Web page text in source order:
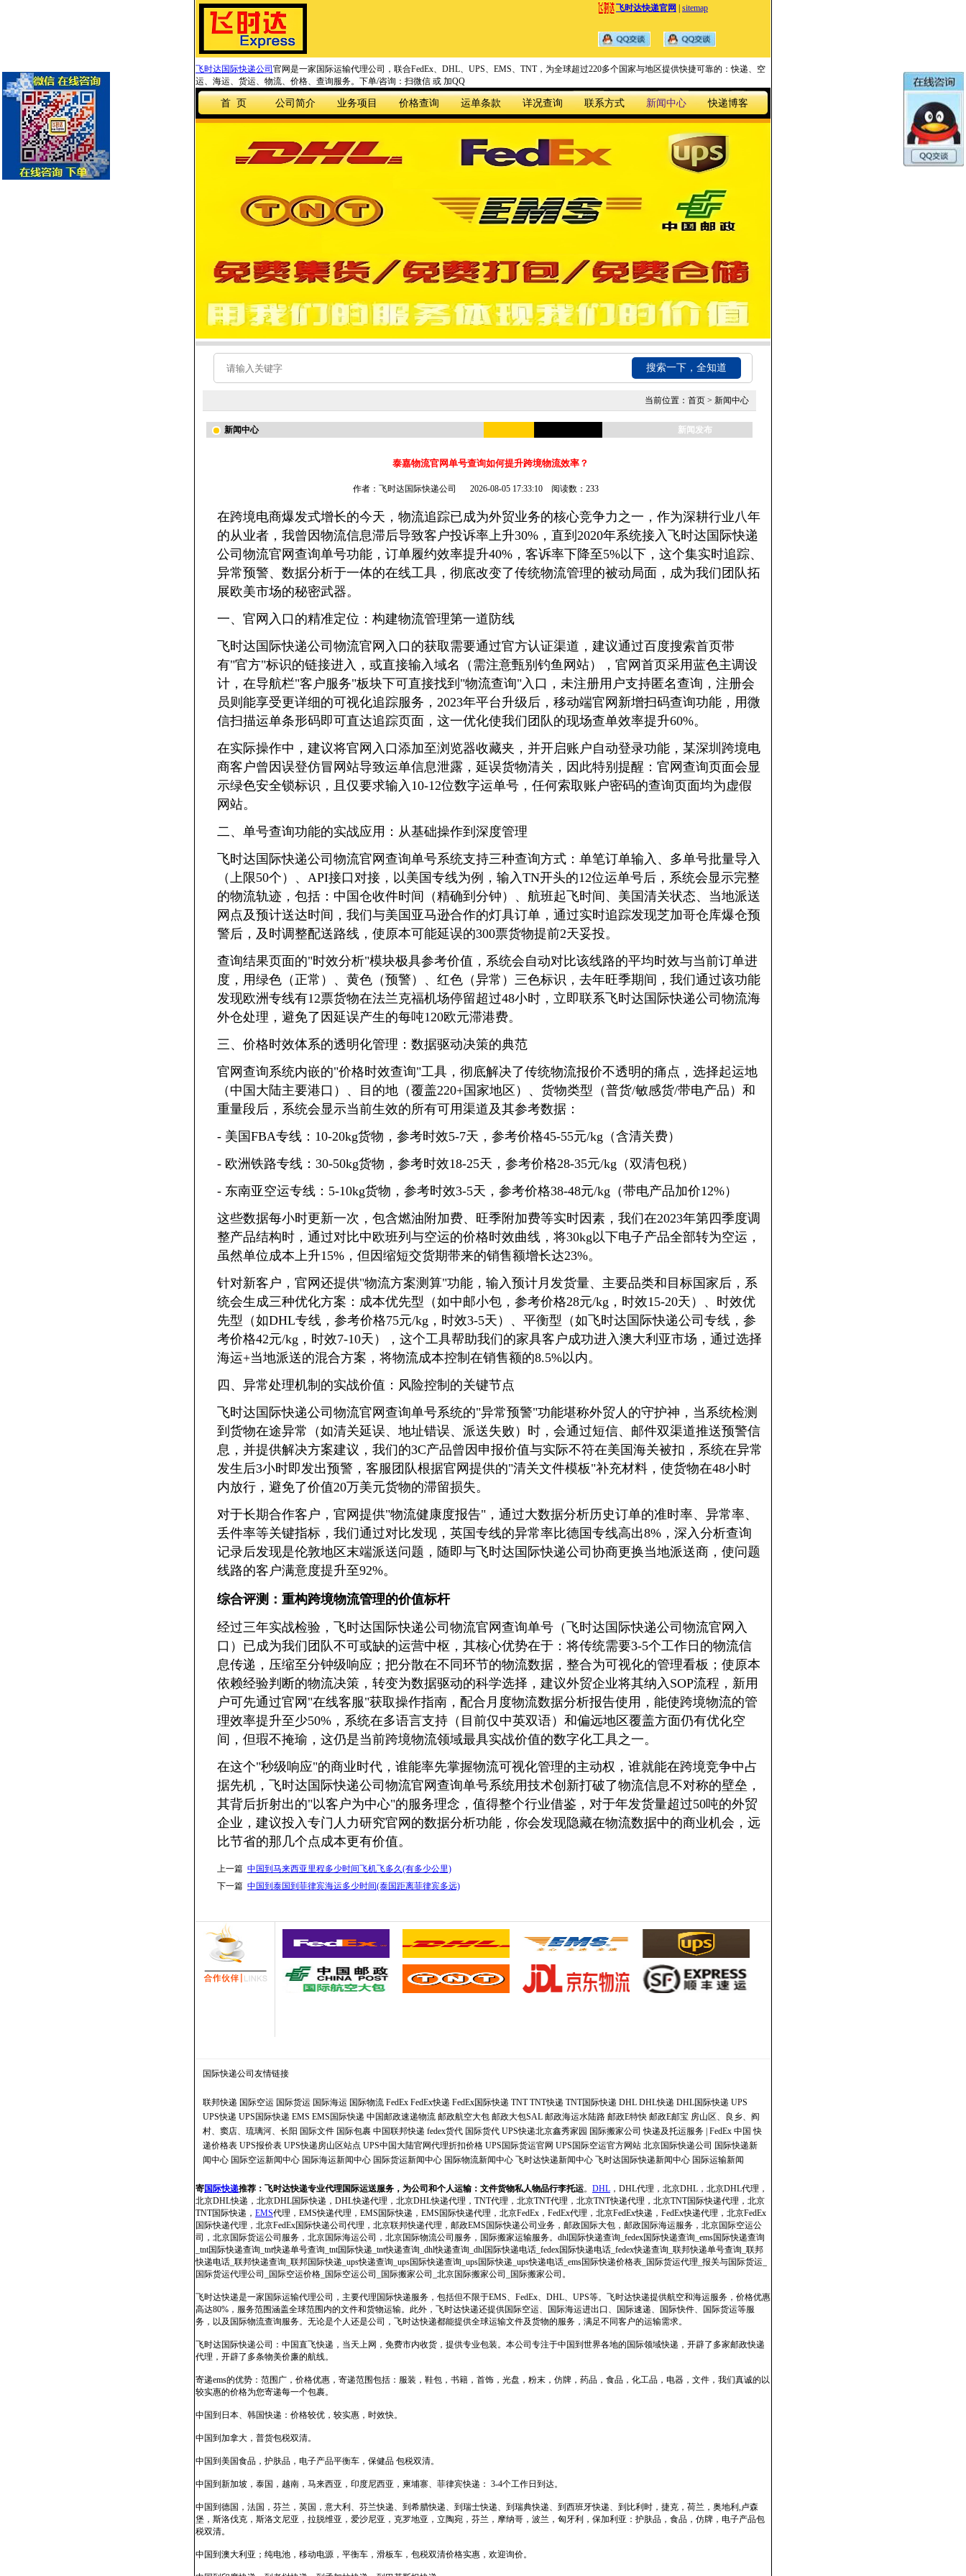
飞时达快递官网 sitemap
飞时达国际快递公司 官网是一家国际运输代理公司，联合FedEx、DHL、UPS、EMS、TNT，为全球超过220多个国家与地区提供快捷可靠的：快递、空
运、海运、货运、物流、价格、查询服务。下单/咨询：扫微信 或 加QQ
首 页 公司简介 业务项目 价格查询 运单条款 详况查询 联系方式 新闻中心 快递博客
搜索一下，全知道
当前位置： 首页 > 新闻中心
新闻中心 新闻发布
泰嘉物流官网单号查询如何提升跨境物流效率？
作者：飞时达国际快递公司 2026-08-05 17:33:10 阅读数：233
在跨境电商爆发式增长的今天，物流追踪已成为外贸业务的核心竞争力之一，作为深耕行业八年
的从业者，我曾因物流信息滞后导致客户投诉率上升30%，直到2020年系统接入飞时达国际快递
公司物流官网查询单号功能，订单履约效率提升40%，客诉率下降至5%以下，这个集实时追踪、
异常预警、数据分析于一体的在线工具，彻底改变了传统物流管理的被动局面，成为我们团队拓
展欧美市场的秘密武器。
一、官网入口的精准定位：构建物流管理第一道防线
飞时达国际快递公司物流官网入口的获取需要通过官方认证渠道，建议通过百度搜索首页带
有"官方"标识的链接进入，或直接输入域名（需注意甄别钓鱼网站），官网首页采用蓝色主调设
计，在导航栏"客户服务"板块下可直接找到"物流查询"入口，未注册用户支持匿名查询，注册会
员则能享受更详细的可视化追踪服务，2023年平台升级后，移动端官网新增扫码查询功能，用微
信扫描运单条形码即可直达追踪页面，这一优化使我们团队的现场查单效率提升60%。
在实际操作中，建议将官网入口添加至浏览器收藏夹，并开启账户自动登录功能，某深圳跨境电
商客户曾因误登仿冒网站导致运单信息泄露，延误货物清关，因此特别提醒：官网查询页面会显
示绿色安全锁标识，且仅要求输入10-12位数字运单号，任何索取账户密码的查询页面均为虚假
网站。
二、单号查询功能的实战应用：从基础操作到深度管理
飞时达国际快递公司物流官网查询单号系统支持三种查询方式：单笔订单输入、多单号批量导入
（上限50个）、API接口对接，以美国专线为例，输入TN开头的12位运单号后，系统会显示完整
的物流轨迹，包括：中国仓收件时间（精确到分钟）、航班起飞时间、美国清关状态、当地派送
网点及预计送达时间，我们与美国亚马逊合作的灯具订单，通过实时追踪发现芝加哥仓库爆仓预
警后，及时调整配送路线，使原本可能延误的300票货物提前2天妥投。
查询结果页面的"时效分析"模块极具参考价值，系统会自动对比该线路的平均时效与当前订单进
度，用绿色（正常）、黄色（预警）、红色（异常）三色标识，去年旺季期间，我们通过该功能
发现欧洲专线有12票货物在法兰克福机场停留超过48小时，立即联系飞时达国际快递公司物流海
外仓处理，避免了因延误产生的每吨120欧元滞港费。
三、价格时效体系的透明化管理：数据驱动决策的典范
官网查询系统内嵌的"价格时效查询"工具，彻底解决了传统物流报价不透明的痛点，选择起运地
（中国大陆主要港口）、目的地（覆盖220+国家地区）、货物类型（普货/敏感货/带电产品）和
重量段后，系统会显示当前生效的所有可用渠道及其参考数据：
- 美国FBA专线：10-20kg货物，参考时效5-7天，参考价格45-55元/kg（含清关费）
- 欧洲铁路专线：30-50kg货物，参考时效18-25天，参考价格28-35元/kg（双清包税）
- 东南亚空运专线：5-10kg货物，参考时效3-5天，参考价格38-48元/kg（带电产品加价12%）
这些数据每小时更新一次，包含燃油附加费、旺季附加费等实时因素，我们在2023年第四季度调
整产品结构时，通过对比中欧班列与空运的价格时效曲线，将30kg以下电子产品全部转为空运，
虽然单位成本上升15%，但因缩短交货期带来的销售额增长达23%。
针对新客户，官网还提供"物流方案测算"功能，输入预计月发货量、主要品类和目标国家后，系
统会生成三种优化方案：成本优先型（如中邮小包，参考价格28元/kg，时效15-20天）、时效优
先型（如DHL专线，参考价格75元/kg，时效3-5天）、平衡型（如飞时达国际快递公司专线，参
考价格42元/kg，时效7-10天），这个工具帮助我们的家具客户成功进入澳大利亚市场，通过选择
海运+当地派送的混合方案，将物流成本控制在销售额的8.5%以内。
四、异常处理机制的实战价值：风险控制的关键节点
飞时达国际快递公司物流官网查询单号系统的"异常预警"功能堪称外贸人的守护神，当系统检测
到货物在途异常（如清关延误、地址错误、派送失败）时，会通过短信、邮件双渠道推送预警信
息，并提供解决方案建议，我们的3C产品曾因申报价值与实际不符在美国海关被扣，系统在异常
发生后3小时即发出预警，客服团队根据官网提供的"清关文件模板"补充材料，使货物在48小时
内放行，避免了价值20万美元货物的滞留损失。
对于长期合作客户，官网提供"物流健康度报告"，通过大数据分析历史订单的准时率、异常率、
丢件率等关键指标，我们通过对比发现，英国专线的异常率比德国专线高出8%，深入分析查询
记录后发现是伦敦地区末端派送问题，随即与飞时达国际快递公司协商更换当地派送商，使问题
线路的客户满意度提升至92%。
综合评测：重构跨境物流管理的价值标杆
经过三年实战检验，飞时达国际快递公司物流官网查询单号（飞时达国际快递公司物流官网入
口）已成为我们团队不可或缺的运营中枢，其核心优势在于：将传统需要3-5个工作日的物流信
息传递，压缩至分钟级响应；把分散在不同环节的物流数据，整合为可视化的管理看板；使原本
依赖经验判断的物流决策，转变为数据驱动的科学选择，建议外贸企业将其纳入SOP流程，新用
户可先通过官网"在线客服"获取操作指南，配合月度物流数据分析报告使用，能使跨境物流的管
理效率提升至少50%，系统在多语言支持（目前仅中英双语）和偏远地区覆盖方面仍有优化空
间，但瑕不掩瑜，这仍是当前跨境物流领域最具实战价值的数字化工具之一。
在这个"秒级响应"的商业时代，谁能率先掌握物流可视化管理的主动权，谁就能在跨境竞争中占
据先机，飞时达国际快递公司物流官网查询单号系统用技术创新打破了物流信息不对称的壁垒，
其背后折射出的"以客户为中心"的服务理念，值得整个行业借鉴，对于年发货量超过50吨的外贸
企业，建议投入专门人力研究官网的数据分析功能，你会发现隐藏在物流数据中的商业机会，远
比节省的那几个点成本更有价值。
上一篇 中国到马来西亚里程多少时间飞机飞多久(有多少公里)
下一篇 中国到泰国到菲律宾海运多少时间(泰国距离菲律宾多远)
国际快递公司 友情链接
联邦快递 国际空运 国际货运 国际海运 国际物流 FedEx FedEx快递 FedEx国际快递 TNT TNT快递 TNT国际快递 DHL DHL快递 DHL国际快递 UPS
UPS快递 UPS国际快递 EMS EMS国际快递 中国邮政速递物流 邮政航空大包 邮政大包SAL 邮政海运水陆路 邮政E特快 邮政E邮宝 房山区、良乡、阎
村、窦店、琉璃河、长阳 国际文件 国际包裹 中国联邦快递 fedex货代 国际货代 UPS快递北京鑫秀家园 国际搬家公司 快递及托运服务 | FedEx 中国 快
递价格表 UPS报价表 UPS快递房山区站点 UPS中国大陆官网代理折扣价格 UPS国际货运官网 UPS国际空运官方网站 北京国际快递公司 国际快递新
闻中心 国际空运新闻中心 国际海运新闻中心 国际货运新闻中心 国际物流新闻中心 飞时达快递新闻中心 飞时达国际快递新闻中心 国际运输新闻
寄国际快递推荐： 飞时达快递专业代理国际运送服务，为公司和个人运输：文件货物私人物品行李托运。 DHL ，DHL代理，北京DHL，北京DHL代理，
北京DHL快递，北京DHL国际快递，DHL快递代理，北京DHL快递代理，TNT代理，北京TNT代理，北京TNT快递代理，北京TNT国际快递代理，北京
TNT国际快递， EMS代理，EMS快递代理，EMS国际快递，EMS国际快递代理，北京FedEx，FedEx代理，北京FedEx快递，FedEx快递代理，北京FedEx
国际快递代理，北京FedEx国际快递公司代理，北京联邦快递代理，邮政EMS国际快递公司业务，邮政国际大包，邮政国际海运服务，北京国际空运公
司，北京国际货运公司服务，北京国际海运公司，北京国际物流公司服务，国际搬家运输服务。dhl国际快递查询_fedex国际快递查询_ems国际快递查询
_tnt国际快递查询_tnt快递单号查询_tnt国际快递_tnt快递查询_dhl快递查询_dhl国际快递电话_fedex国际快递电话_fedex快递查询_联邦快递单号查询_联邦
快递电话_联邦快递查询_联邦国际快递_ups快递查询_ups国际快递查询_ups国际快递_ups快递电话_ems国际快递价格表_国际货运代理_报关与国际货运_
国际货运代理公司_国际空运价格_国际空运公司_国际搬家公司_北京国际搬家公司_国际搬家公司。
飞时达快递是一家国际运输代理公司，主要代理国际快递服务，包括但不限于EMS、FedEx、DHL、UPS等。飞时达快递提供航空和海运服务，价格优惠
高达80%，服务范围涵盖全球范围内的文件和货物运输。此外，飞时达快递还提供国际空运、国际海运进出口、国际速递、国际快件、国际货运等服
务，以及国际物流查询服务。无论是个人还是公司，飞时达快递都能提供全球运输文件及货物的服务，满足不同客户的运输需求。
飞时达国际快递公司：中国直飞快递，当天上网，免费市内收货，提供专业包装。本公司专注于中国到世界各地的国际领域快递，开辟了多家邮政快递
代理，开辟了多条物美价廉的航线。
寄递ems的优势：范围广，价格优惠，寄递范围包括：服装，鞋包，书籍，首饰，光盘，粉末，仿牌，药品，食品，化工品，电器，文件，我们真诚的以
较实惠的价格为您寄递每一个包裹。
中国到日本、韩国快递：价格较优，较实惠，时效快。
中国到加拿大，普货包税双清。
中国到美国食品，护肤品，电子产品平衡车，保健品 包税双清。
中国到新加坡，泰国，越南，马来西亚，印度尼西亚，柬埔寨、菲律宾快递： 3-4个工作日到达。
中国到德国，法国，芬兰，英国，意大利、芬兰快递、到希腊快递、到瑞士快递、到瑞典快递、到西班牙快递、到比利时，捷克，荷兰，奥地利,卢森
堡，斯洛伐克，斯洛文尼亚，拉脱维亚，爱沙尼亚，克罗地亚，立陶宛，芬兰，摩纳哥，波兰，匈牙利，保加利亚：护肤品，食品，仿牌，电子产品包
税双清。
中国到澳大利亚；纯电池，移动电源，平衡车，滑板车，包税双清价格实惠，欢迎询价。